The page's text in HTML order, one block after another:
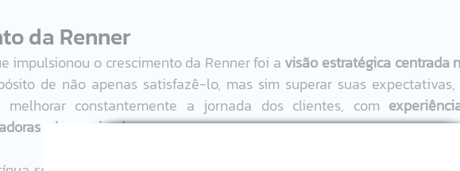
da Renner
impulsionou o crescimento da Renner foi a visão estratégica centrada
de não apenas satisfazê-lo, mas sim superar suas
constantemente a jornada dos clientes, com
e humanizadas.